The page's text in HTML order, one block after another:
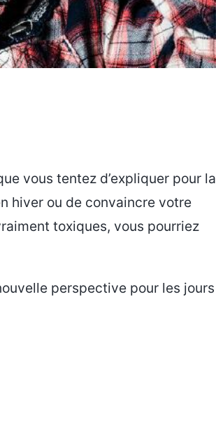
vous tentez d’expliquer pour la
hiver ou de convaincre votre
toxiques, vous pourriez
perspective pour les jours